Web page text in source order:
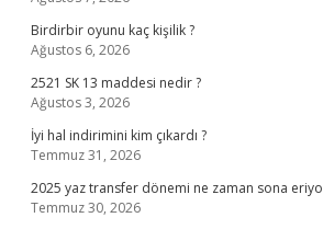
Birdirbir oyunu kaç kişilik ?
Ağustos 6, 2026
2521 SK 13 maddesi nedir ?
Ağustos 3, 2026
İyi hal indirimini kim çıkardı ?
Temmuz 31, 2026
2025 yaz transfer dönemi ne zaman sona
Temmuz 30, 2026